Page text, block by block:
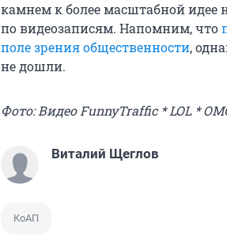
камнем к более масштабной
по видеозаписям. Напомним, что
поле зрения общественности,
не дошли.
Фото: Видео FunnyTraffic * LOL *
Виталий Щеглов
КоАП